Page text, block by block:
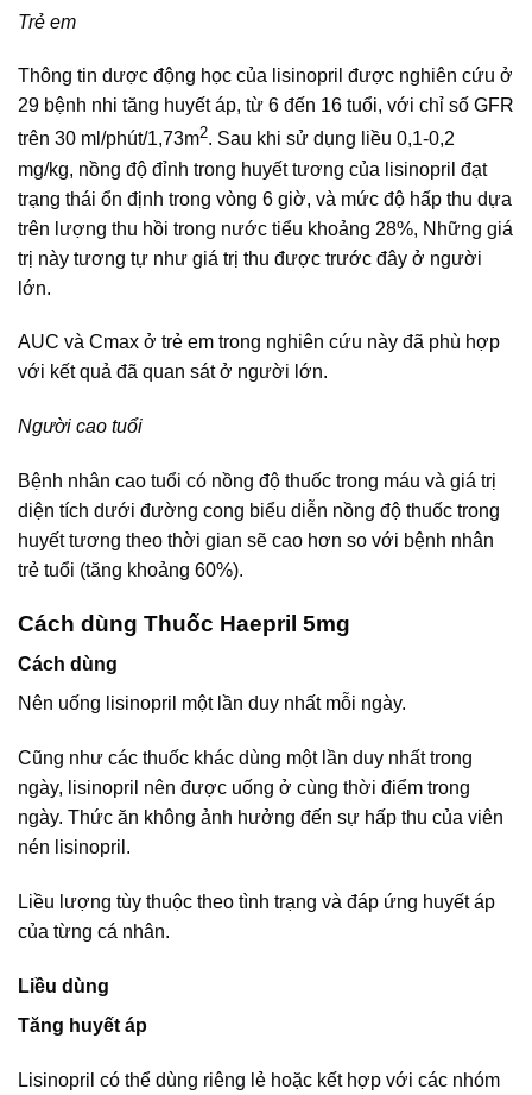
Trẻ em
Thông tin dược động học của lisinopril được nghiên cứu ở
29 bệnh nhi tăng huyết áp, từ 6 đến 16 tuổi, với chỉ số GFR
trên 30 ml/phút/1,73m2. Sau khi sử dụng liều 0,1-0,2
mg/kg, nồng độ đỉnh trong huyết tương của lisinopril đạt
trạng thái ổn định trong vòng 6 giờ, và mức độ hấp thu dựa
trên lượng thu hồi trong nước tiểu khoảng 28%, Những giá
trị này tương tự như giá trị thu được trước đây ở người
lớn.
AUC và Cmax ở trẻ em trong nghiên cứu này đã phù hợp
với kết quả đã quan sát ở người lớn.
Người cao tuổi
Bệnh nhân cao tuổi có nồng độ thuốc trong máu và giá trị
diện tích dưới đường cong biểu diễn nồng độ thuốc trong
huyết tương theo thời gian sẽ cao hơn so với bệnh nhân
trẻ tuổi (tăng khoảng 60%).
Cách dùng Thuốc Haepril 5mg
Cách dùng
Nên uống lisinopril một lần duy nhất mỗi ngày.
Cũng như các thuốc khác dùng một lần duy nhất trong
ngày, lisinopril nên được uống ở cùng thời điểm trong
ngày. Thức ăn không ảnh hưởng đến sự hấp thu của viên
nén lisinopril.
Liều lượng tùy thuộc theo tình trạng và đáp ứng huyết áp
của từng cá nhân.
Liều dùng
Tăng huyết áp
Lisinopril có thể dùng riêng lẻ hoặc kết hợp với các nhóm